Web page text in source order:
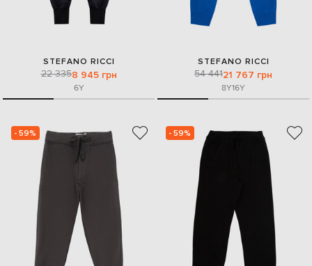
STEFANO RICCI
22 3358 945 грн
6Y
STEFANO RICCI
54 44121 767 грн
8Y16Y
- 59% - 59%